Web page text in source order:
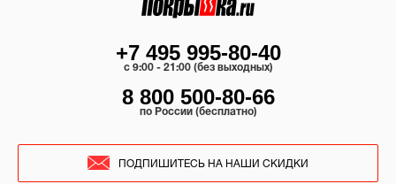
+7 495 995-80-40
c 9:00 - 21:00 (без выходных)
8 800 500-80-66
по России (бесплатно)
ПОДПИШИТЕСЬ НА НАШИ СКИДКИ